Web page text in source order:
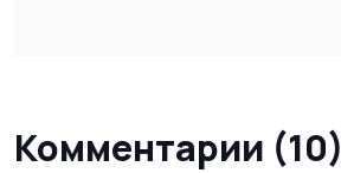
Комментарии (10)